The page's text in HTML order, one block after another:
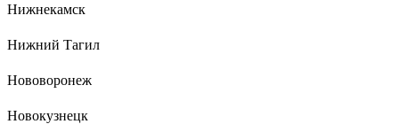
Нижнекамск
Нижний Тагил
Нововоронеж
Новокузнецк